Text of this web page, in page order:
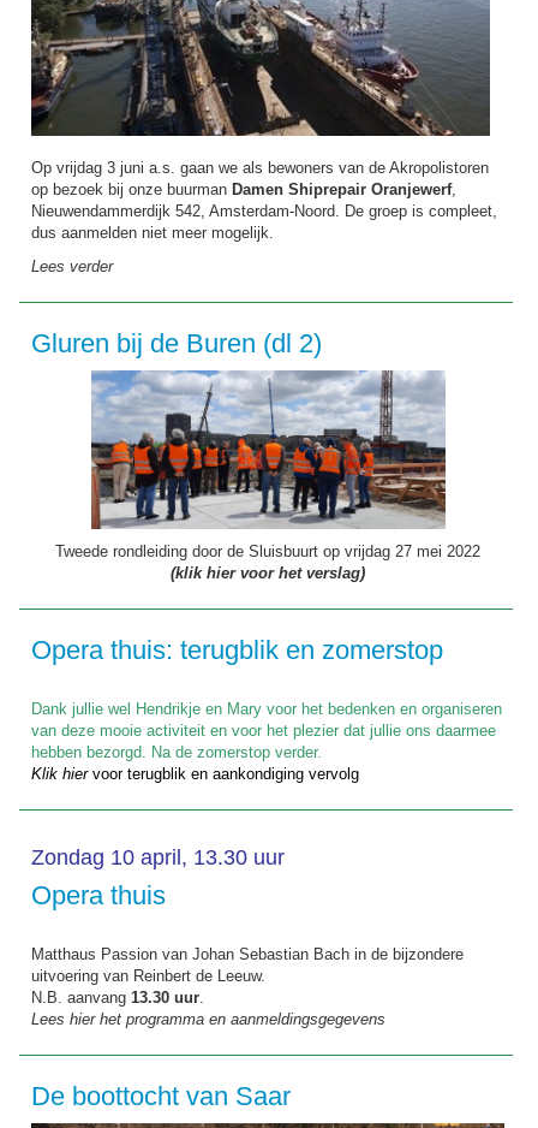
Op vrijdag 3 juni a.s. gaan we als bewoners van de Akropolistoren
op bezoek bij onze buurman Damen Shiprepair Oranjewerf,
Nieuwendammerdijk 542, Amsterdam-Noord. De groep is compleet,
dus aanmelden niet meer mogelijk.
Lees verder
Gluren bij de Buren (dl 2)
Tweede rondleiding door de Sluisbuurt op vrijdag 27 mei 2022
(klik hier voor het verslag)
Opera thuis: terugblik en zomerstop
Dank jullie wel Hendrikje en Mary voor het bedenken en organiseren
van deze mooie activiteit en voor het plezier dat jullie ons daarmee
hebben bezorgd. Na de zomerstop verder.
Klik hiervoor terugblik en aankondiging vervolg
Zondag 10 april, 13.30 uur
Opera thuis
Matthaus Passion van Johan Sebastian Bach in de bijzondere
uitvoering van Reinbert de Leeuw.
N.B. aanvang 13.30 uur.
Lees hier het programma en aanmeldingsgegevens
De boottocht van Saar